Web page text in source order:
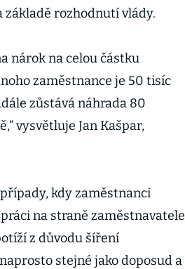
rozhodnutí vlády.
nárok na celou částku
zaměstnance je 50 tisíc
zůstává náhrada 80
vysvětluje Jan Kašpar,
kdy zaměstnanci
na straně zaměstnavatele
z důvodu šíření
stejné jako doposud a